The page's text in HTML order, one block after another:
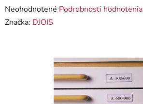
Priemerné
hodnotenie
Neohodnotené Podrobnosti hodnotenia
Značka: DJOIS